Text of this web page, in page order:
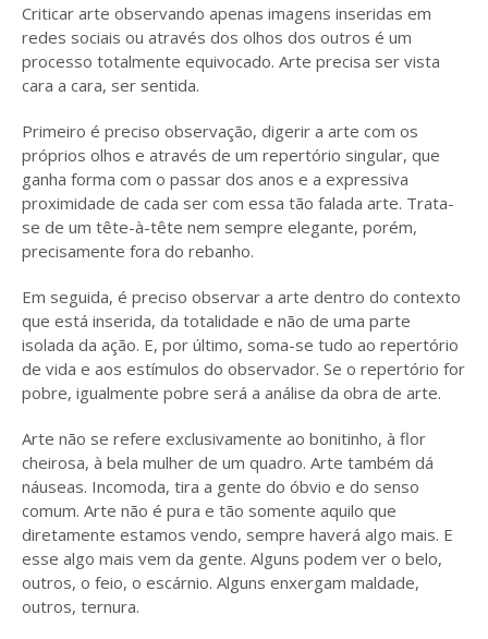
TEXTOS
CONTATO
Criticar arte observando apenas imagens inseridas em
redes sociais ou através dos olhos dos outros é um
processo totalmente equivocado. Arte precisa ser vista
cara a cara, ser sentida.
Primeiro é preciso observação, digerir a arte com os
próprios olhos e através de um repertório singular, que
ganha forma com o passar dos anos e a expressiva
proximidade de cada ser com essa tão falada arte. Trata-
se de um tête-à-tête nem sempre elegante, porém,
precisamente fora do rebanho.
Em seguida, é preciso observar a arte dentro do contexto
que está inserida, da totalidade e não de uma parte
isolada da ação. E, por último, soma-se tudo ao repertório
de vida e aos estímulos do observador. Se o repertório for
pobre, igualmente pobre será a análise da obra de arte.
Arte não se refere exclusivamente ao bonitinho, à flor
cheirosa, à bela mulher de um quadro. Arte também dá
náuseas. Incomoda, tira a gente do óbvio e do senso
comum. Arte não é pura e tão somente aquilo que
diretamente estamos vendo, sempre haverá algo mais. E
esse algo mais vem da gente. Alguns podem ver o belo,
outros, o feio, o escárnio. Alguns enxergam maldade,
outros, ternura.